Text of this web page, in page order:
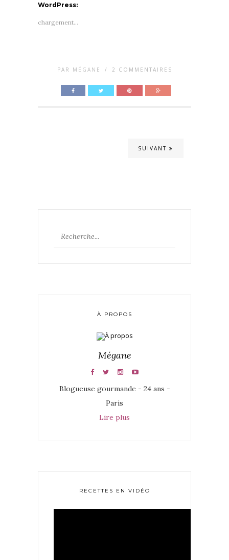
WordPress:
chargement…
PAR MÉGANE / 2 COMMENTAIRES
SUIVANT
À PROPOS
Mégane
Blogueuse gourmande - 24 ans -
Paris
Lire plus
RECETTES EN VIDÉO